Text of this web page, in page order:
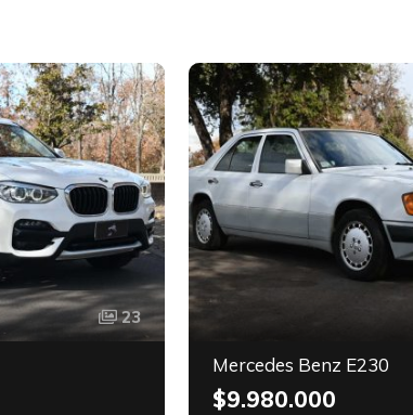
23
Mercedes Benz E230
$9.980.000